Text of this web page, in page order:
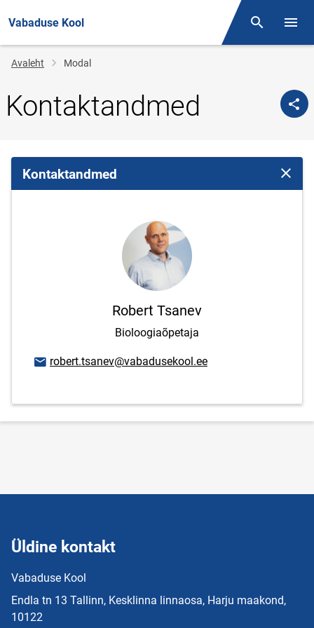
Vabaduse Kool Otsing
Jälglink
Avaleht Modal
Kontaktandmed
Kontaktandmed Sulge
Robert Tsanev
Bioloogiaõpetaja
E-posti aadress
robert.tsanev@vabadusekool.ee
Üldine kontakt
Vabaduse Kool
Endla tn 13 Tallinn, Kesklinna linnaosa, Harju maakond,
10122